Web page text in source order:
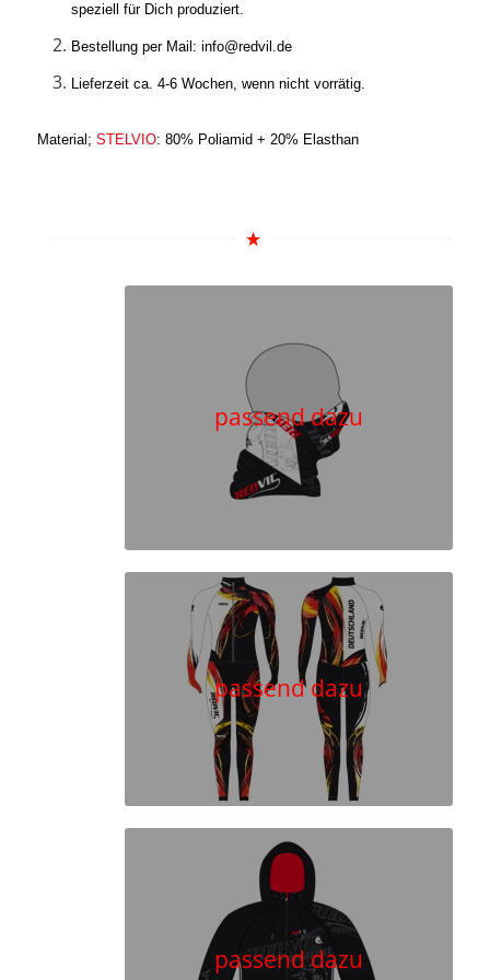
speziell für Dich produziert.
Bestellung per Mail: info@redvil.de
Lieferzeit ca. 4-6 Wochen, wenn nicht vorrätig.
Material; STELVIO: 80% Poliamid + 20% Elasthan
passend dazu
passend dazu
passend dazu